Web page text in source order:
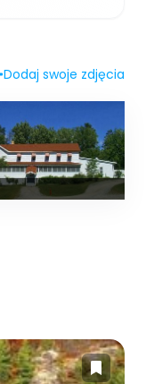
Dodaj swoje zdjęcia